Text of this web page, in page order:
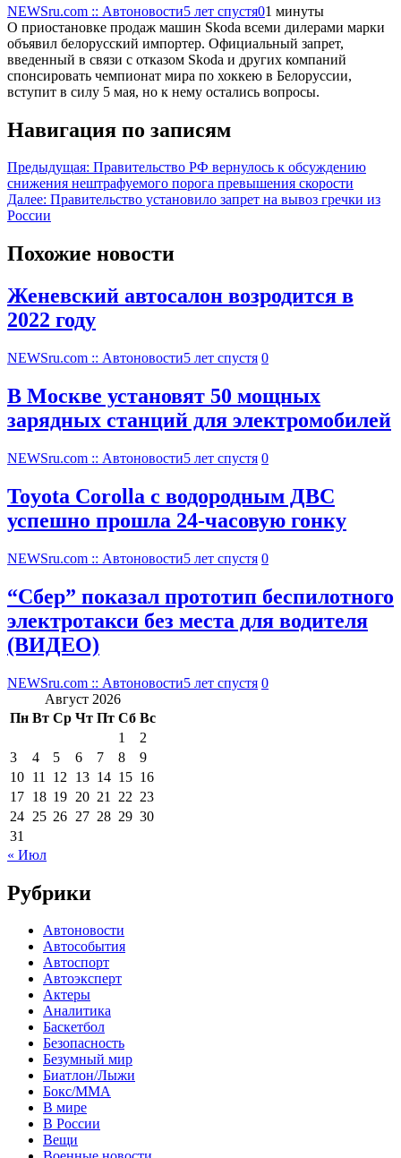
NEWSru.com :: Автоновости5 лет спустя01 минуты
О приостановке продаж машин Skoda всеми дилерами марки
объявил белорусский импортер. Официальный запрет,
введенный в связи с отказом Skoda и других компаний
спонсировать чемпионат мира по хоккею в Белоруссии,
вступит в силу 5 мая, но к нему остались вопросы.
Навигация по записям
Предыдущая: Правительство РФ вернулось к обсуждению
снижения нештрафуемого порога превышения скорости
Далее: Правительство установило запрет на вывоз гречки из
России
Похожие новости
Женевский автосалон возродится в
2022 году
NEWSru.com :: Автоновости5 лет спустя 0
В Москве установят 50 мощных
зарядных станций для электромобилей
NEWSru.com :: Автоновости5 лет спустя 0
Toyota Corolla с водородным ДВС
успешно прошла 24-часовую гонку
NEWSru.com :: Автоновости5 лет спустя 0
“Сбер” показал прототип беспилотного
электротакси без места для водителя
(ВИДЕО)
NEWSru.com :: Автоновости5 лет спустя 0
Август 2026
Пн Вт Ср Чт Пт Сб Вс
1
2
3
4 5 6 7 8
9
10 11 12 13 14 15 16
17 18 19 20 21 22 23
24 25 26 27 28 29 30
31
« Июл
Рубрики
Автоновости
Автособытия
Автоспорт
Автоэксперт
Актеры
Аналитика
Баскетбол
Безопасность
Безумный мир
Биатлон/Лыжи
Бокс/MMA
В мире
В России
Вещи